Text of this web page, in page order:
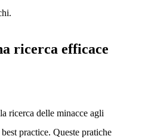
ricerca efficace
ricerca delle minacce agli
practice. Queste pratiche